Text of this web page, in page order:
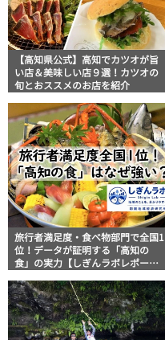
【高知県公式】高知でカツオが旨
い店＆美味しい店９選！カツオの
旬とおススメのお店を紹介
旅行者満足度・食べ物部門で全国1
位！データが証明する「高知の
食」の実力【しぎんラボレポー